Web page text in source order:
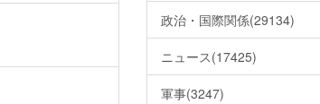
政治・国際関係(29134)
ニュース(17425)
軍事(3247)